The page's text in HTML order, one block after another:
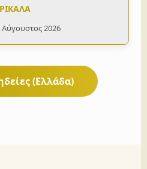
Αύγουστος 2026
(Ελλάδα)